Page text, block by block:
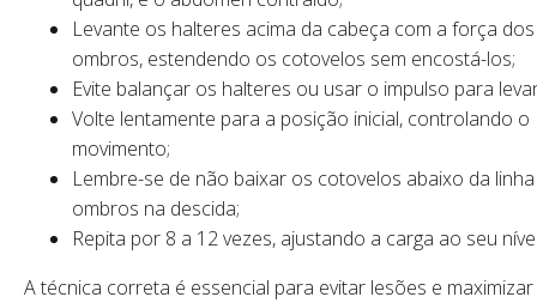
Levante os halteres acima da cabeça com a força dos
ombros, estendendo os cotovelos sem encostá-los;
Evite balançar os halteres ou usar o impulso para
Volte lentamente para a posição inicial, controlando o
movimento;
Lembre-se de não baixar os cotovelos abaixo da
ombros na descida;
Repita por 8 a 12 vezes, ajustando a carga ao seu
A técnica correta é essencial para evitar lesões e